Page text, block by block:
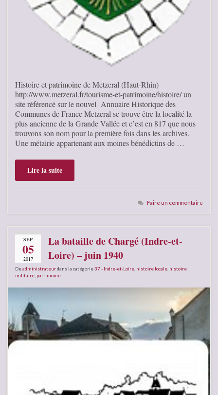
Histoire et patrimoine de Metzeral (Haut-Rhin)
http://www.metzeral.fr/tourisme-et-patrimoine/histoire/ un
site référencé sur le nouvel Annuaire Historique des
Communes de France Metzeral se trouve être la localité la
plus ancienne de la Grande Vallée et c’est en 817 que nous
trouvons son nom pour la première fois dans les archives.
Une métairie appartenant aux moines bénédictins de …
Lire la suite
Faire un commentaire
SEP
05
2017
La bataille de Chargé (Indre-et-
Loire) – juin 1940
Deadministrateurdans la catégorie37 - Indre-et-Loire histoire locale histoire
militaire patrimoine